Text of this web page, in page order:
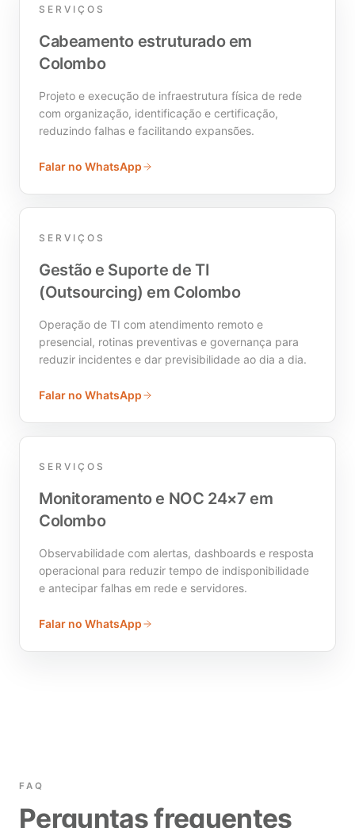
SERVIÇOS
Cabeamento estruturado em
Colombo
Projeto e execução de infraestrutura física de rede
com organização, identificação e certificação,
reduzindo falhas e facilitando expansões.
Falar no WhatsApp
SERVIÇOS
Gestão e Suporte de TI
(Outsourcing) em Colombo
Operação de TI com atendimento remoto e
presencial, rotinas preventivas e governança para
reduzir incidentes e dar previsibilidade ao dia a dia.
Falar no WhatsApp
SERVIÇOS
Monitoramento e NOC 24×7 em
Colombo
Observabilidade com alertas, dashboards e resposta
operacional para reduzir tempo de indisponibilidade
e antecipar falhas em rede e servidores.
Falar no WhatsApp
FAQ
Perguntas frequentes